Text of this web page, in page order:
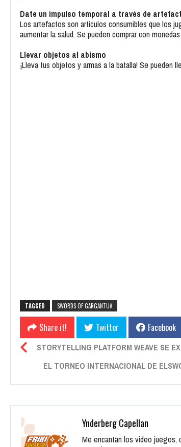
Date un impulso temporal a través de
Los artefactos son artículos consumibles que los
aumentar la salud. Se pueden comprar con
Llevar objetos al abismo
¡Lleva tus objetos y armas a la batalla! Se pueden
TAGGED SWORDS OF GARGANTUA
Share it! Twitter Facebook
STORYTELLING PLATFORM WEAVE SE
EL TORNEO INTERNACIONAL DE
Ynderberg Capellan
Me encantan los video juegos,